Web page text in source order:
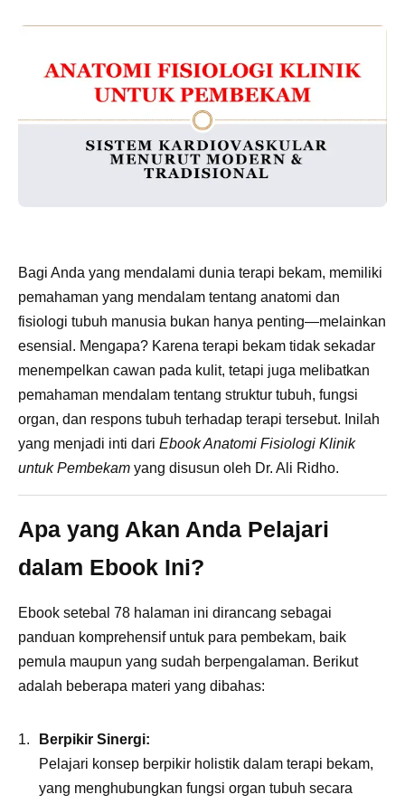
Bagi Anda yang mendalami dunia terapi bekam, memiliki
pemahaman yang mendalam tentang anatomi dan
fisiologi tubuh manusia bukan hanya penting—melainkan
esensial. Mengapa? Karena terapi bekam tidak sekadar
menempelkan cawan pada kulit, tetapi juga melibatkan
pemahaman mendalam tentang struktur tubuh, fungsi
organ, dan respons tubuh terhadap terapi tersebut. Inilah
yang menjadi inti dari Ebook Anatomi Fisiologi Klinik
untuk Pembekam yang disusun oleh Dr. Ali Ridho.
Apa yang Akan Anda Pelajari
dalam Ebook Ini?
Ebook setebal 78 halaman ini dirancang sebagai
panduan komprehensif untuk para pembekam, baik
pemula maupun yang sudah berpengalaman. Berikut
adalah beberapa materi yang dibahas:
Berpikir Sinergi:
Pelajari konsep berpikir holistik dalam terapi bekam,
yang menghubungkan fungsi organ tubuh secara